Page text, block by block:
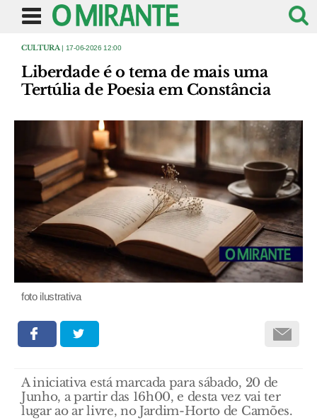
CULTURA | 17-06-2026 12:00
Liberdade é o tema de mais uma
Tertúlia de Poesia em Constância
foto ilustrativa
A iniciativa está marcada para sábado, 20 de
Junho, a partir das 16h00, e desta vez vai ter
lugar ao ar livre, no Jardim-Horto de Camões.